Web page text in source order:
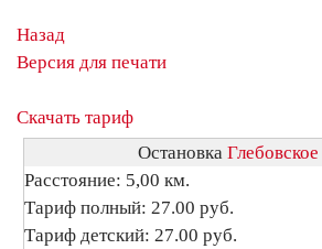
Назад
Версия для печати
Скачать тариф
Остановка
Расстояние: 5,00 км.
Тариф полный: 27.00 руб.
Тариф детский: 27.00 руб.